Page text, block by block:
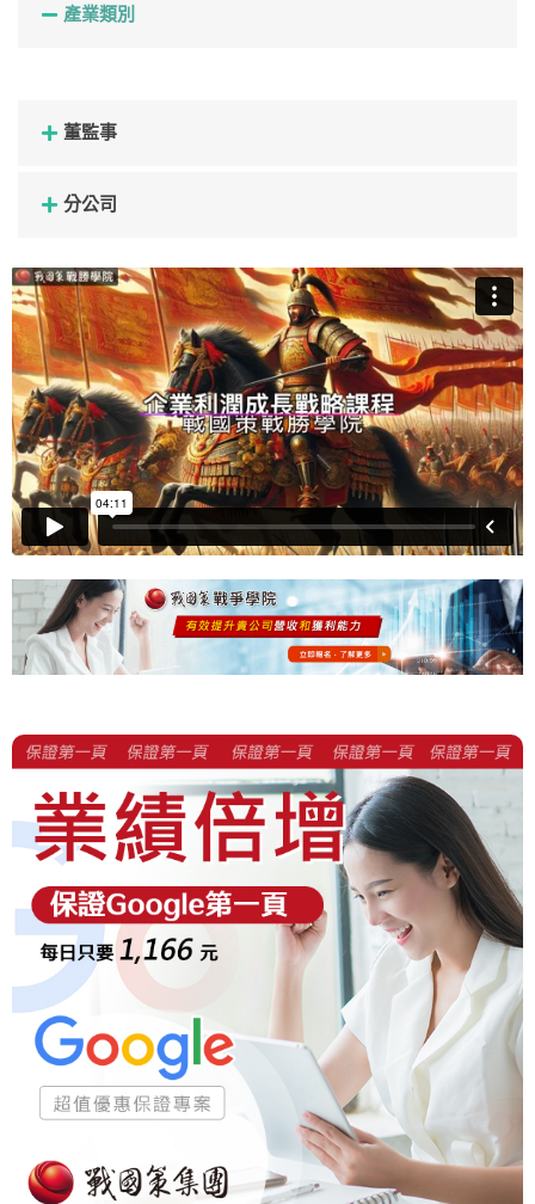
產業類別
董監事
分公司